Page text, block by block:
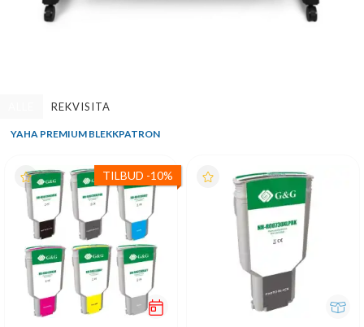
REKVISITA
YAHA PREMIUM BLEKKPATRON
TILBUD -10%